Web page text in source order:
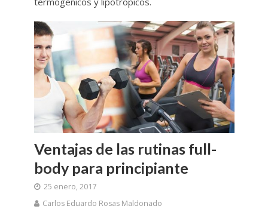
Ventajas de las rutinas full-
body para principiante
25 enero, 2017
Carlos Eduardo Rosas Maldonado